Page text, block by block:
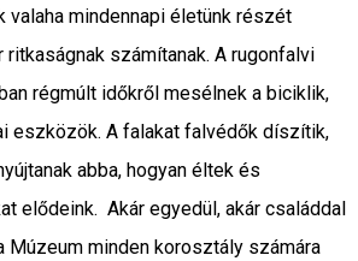
valaha mindennapi életünk részét
ritkaságnak számítanak. A rugonfalvi
régmúlt időkről mesélnek a biciklik,
eszközök. A falakat falvédők díszítik,
abba, hogyan éltek és
elődeink. Akár egyedül, akár családdal
Múzeum minden korosztály számára